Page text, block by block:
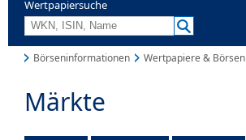
Wertpapiersuche
Börseninformationen Wertpapiere & Börsen
Märkte